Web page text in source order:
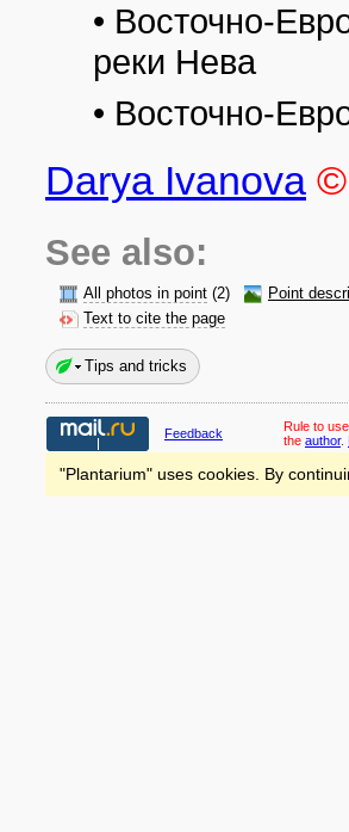
• Восточно-
реки Нева
• Восточно-
Darya Ivanova ©
See also:
All photos in point (2) Point
Text to cite the page
Tips and tricks
Feedback Rule to
the author.
"Plantarium" uses cookies. By